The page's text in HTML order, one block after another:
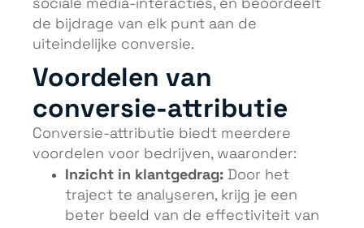
sociale media-interacties, en beoordeelt
de bijdrage van elk punt aan de
uiteindelijke conversie.
Voordelen van
conversie-attributie
Conversie-attributie biedt meerdere
voordelen voor bedrijven, waaronder:
Inzicht in klantgedrag: Door het
traject te analyseren, krijg je een
beter beeld van de effectiviteit van